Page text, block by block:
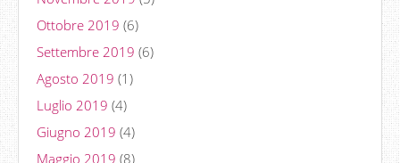
Ottobre 2019 (6)
Settembre 2019 (6)
Agosto 2019 (1)
Luglio 2019 (4)
Giugno 2019 (4)
Maggio 2019 (8)